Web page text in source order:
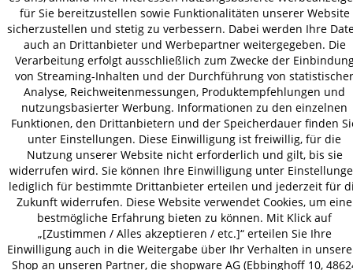
AGB Datenschutz
Impressum
© 2026 HOLZ-LEUTE
* Alle Preise inkl. gesetzl. Mehrwertsteuer zzgl.Versandkosten.
für Sie bereitzustellen sowie Funktionalitäten unserer Website
sicherzustellen und stetig zu verbessern. Dabei werden Ihre
auch an Drittanbieter und Werbepartner weitergegeben. Die
Verarbeitung erfolgt ausschließlich zum Zwecke der
von Streaming-Inhalten und der Durchführung von statistischer
Analyse, Reichweitenmessungen, Produktempfehlungen und
nutzungsbasierter Werbung. Informationen zu den einzelnen
Funktionen, den Drittanbietern und der Speicherdauer finden
unter Einstellungen. Diese Einwilligung ist freiwillig, für die
Nutzung unserer Website nicht erforderlich und gilt, bis sie
widerrufen wird. Sie können Ihre Einwilligung unter
lediglich für bestimmte Drittanbieter erteilen und jederzeit für
Zukunft widerrufen. Diese Website verwendet Cookies, um eine
bestmögliche Erfahrung bieten zu können. Mit Klick auf
„[Zustimmen / Alles akzeptieren / etc.]“ erteilen Sie Ihre
Einwilligung auch in die Weitergabe über Ihr Verhalten in
Shop an unseren Partner, die shopware AG (Ebbinghoff 10,